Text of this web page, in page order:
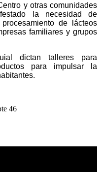
y otras comunidades
la necesidad de
de lácteos
familiares y grupos
dictan talleres para
para impulsar la